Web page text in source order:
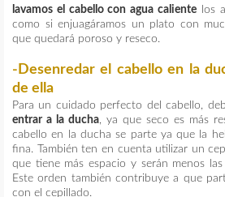
lavamos el cabello con agua caliente los
como si enjuagáramos un plato con
que quedará poroso y reseco.
-Desenredar el cabello en la
de ella
Para un cuidado perfecto del cabello,
entrar a la ducha , ya que seco es más
cabello en la ducha se parte ya que la
fina. También ten en cuenta utilizar un
que tiene más espacio y serán menos
Este orden también contribuye a que
con el cepillado.